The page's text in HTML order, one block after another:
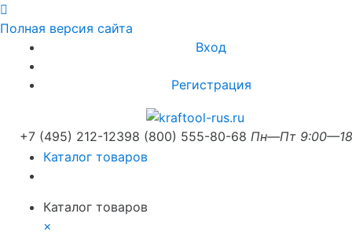
Полная версия сайта
Вход
Регистрация
+7 (495) 212-12398 (800) 555-80-68 Пн—Пт
Каталог товаров
Каталог товаров
×